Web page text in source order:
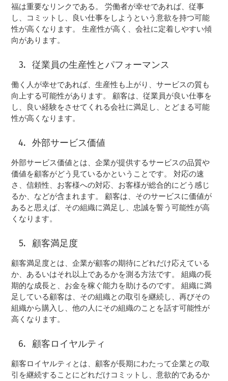
福は重要なリンクである。 労働者が幸せであれば、従事
し、コミットし、良い仕事をしようという意欲を持つ可能
性が高くなります。 生産性が高く、会社に定着しやすい傾
向があります。
従業員の生産性とパフォーマンス
働く人が幸せであれば、生産性も上がり、サービスの質も
向上する可能性があります。 顧客は、従業員が良い仕事を
し、良い経験をさせてくれる会社に満足し、とどまる可能
性が高くなります。
外部サービス価値
外部サービス価値とは、企業が提供するサービスの品質や
価値を顧客がどう見ているかということです。 対応の速
さ、信頼性、お客様への対応、お客様が総合的にどう感じ
るか、などが含まれます。 顧客は、そのサービスに価値が
あると思えば、その組織に満足し、忠誠を誓う可能性が高
くなります。
顧客満足度
顧客満足度とは、企業が顧客の期待にどれだけ応えている
か、あるいはそれ以上であるかを測る方法です。 組織の長
期的な成長と、お金を稼ぐ能力を助けるのです。 組織に満
足している顧客は、その組織との取引を継続し、再びその
組織から購入し、他の人にその組織のことを話す可能性が
高くなります。
顧客ロイヤルティ
顧客ロイヤルティとは、顧客が長期にわたって企業との取
引を継続することにどれだけコミットし、意欲的であるか